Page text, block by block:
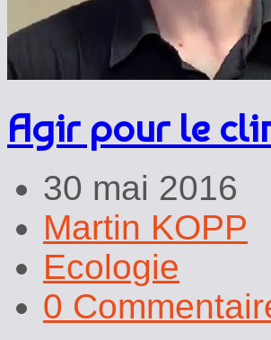
Agir pour le
30 mai 2016
Martin KOPP
Ecologie
0